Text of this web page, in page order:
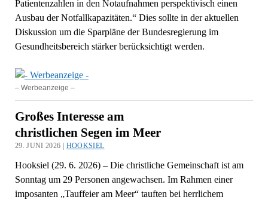
Patientenzahlen in den Notaufnahmen perspektivisch einen
Ausbau der Notfallkapazitäten.“ Dies sollte in der aktuellen
Diskussion um die Sparpläne der Bundesregierung im
Gesundheitsbereich stärker berücksichtigt werden.
– Werbeanzeige –
Großes Interesse am
christlichen Segen im Meer
29. JUNI 2026 | HOOKSIEL
Hooksiel (29. 6. 2026) – Die christliche Gemeinschaft ist am
Sonntag um 29 Personen angewachsen. Im Rahmen einer
imposanten „Tauffeier am Meer“ tauften bei herrlichem